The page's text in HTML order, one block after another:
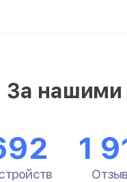
За нашими
1